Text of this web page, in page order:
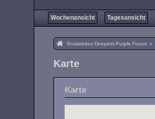
Wochenansicht Tagesansicht
Snakebites Deepest-Purple Forum »
Karte
Karte